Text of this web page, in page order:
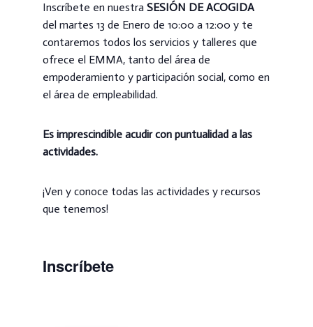
Inscríbete en nuestra SESIÓN DE ACOGIDA
del martes 13 de Enero de 10:00 a 12:00 y te
contaremos todos los servicios y talleres que
ofrece el EMMA, tanto del área de
empoderamiento y participación social, como en
el área de empleabilidad.
Es imprescindible acudir con puntualidad a las
actividades.
¡Ven y conoce todas las actividades y recursos
que tenemos!
Inscríbete